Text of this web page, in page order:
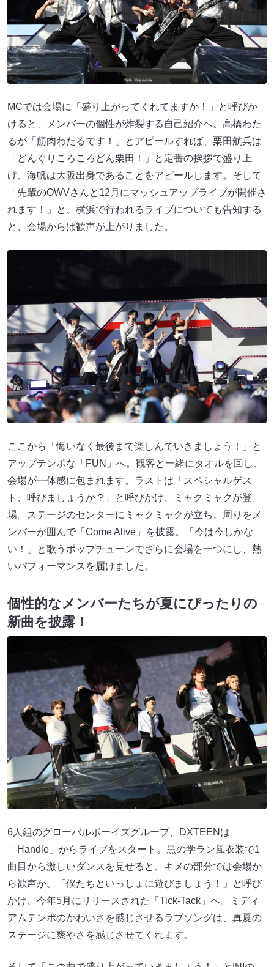
MCでは会場に「盛り上がってくれてますか！」と呼びか
けると、メンバーの個性が炸裂する自己紹介へ。高橋わた
るが「筋肉わたるです！」とアピールすれば、栗田航兵は
「どんぐりころころどん栗田！」と定番の挨拶で盛り上
げ、海帆は大阪出身であることをアピールします。そして
「先輩のOWVさんと12月にマッシュアップライブが開催さ
れます！」と、横浜で行われるライブについても告知する
と、会場からは歓声が上がりました。
ここから「悔いなく最後まで楽しんでいきましょう！」と
アップテンポな「FUN」へ。観客と一緒にタオルを回し、
会場が一体感に包まれます。ラストは「スペシャルゲス
ト、呼びましょうか？」と呼びかけ、ミャクミャクが登
場。ステージのセンターにミャクミャクが立ち、周りをメ
ンバーが囲んで「Come Alive」を披露。「今は今しかな
い！」と歌うポップチューンでさらに会場を一つにし、熱
いパフォーマンスを届けました。
個性的なメンバーたちが夏にぴったりの
新曲を披露！
6人組のグローバルボーイズグループ、DXTEENは
「Handle」からライブをスタート。黒の学ラン風衣装で1
曲目から激しいダンスを見せると、キメの部分では会場か
ら歓声が。「僕たちといっしょに遊びましょう！」と呼び
かけ、今年5月にリリースされた「Tick-Tack」へ。ミディ
アムテンポのかわいさを感じさせるラブソングは、真夏の
ステージに爽やさを感じさせてくれます。